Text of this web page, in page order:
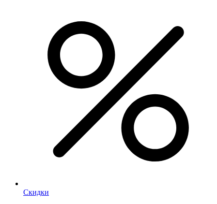
Скидки